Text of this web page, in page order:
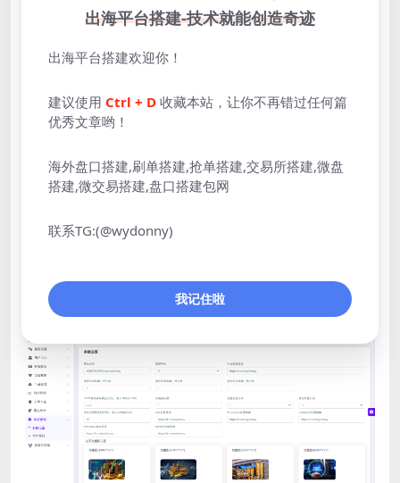
出海平台搭建-技术就能创造奇迹
出海平台搭建欢迎你！
建议使用 Ctrl + D 收藏本站，让你不再错过任何篇
优秀文章哟！
海外盘口搭建,刷单搭建,抢单搭建,交易所搭建,微盘
搭建,微交易搭建,盘口搭建包网
联系TG:(@wydonny)
我记住啦